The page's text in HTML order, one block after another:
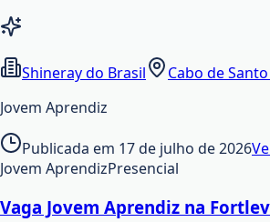
Shineray do Brasil
Cabo de
Jovem Aprendiz
Publicada em 17 de julho de 2026
Jovem AprendizPresencial
Vaga Jovem Aprendiz na